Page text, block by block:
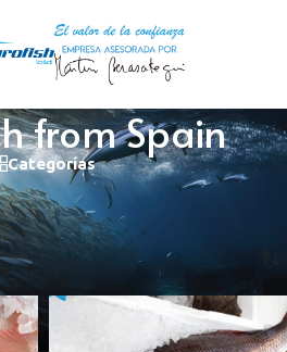
from Spain
Categorías
“fresh fish from Spain”